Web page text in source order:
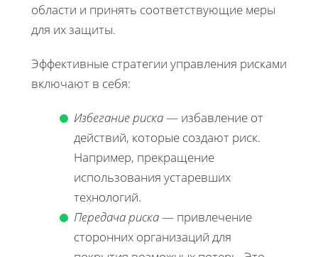
области и принять соответствующие меры
для их защиты.
Эффективные стратегии управления рисками
включают в себя:
Избегание риска— избавление от
действий, которые создают риск.
Например, прекращение
использования устаревших
технологий.
Передача риска— привлечение
сторонних организаций для